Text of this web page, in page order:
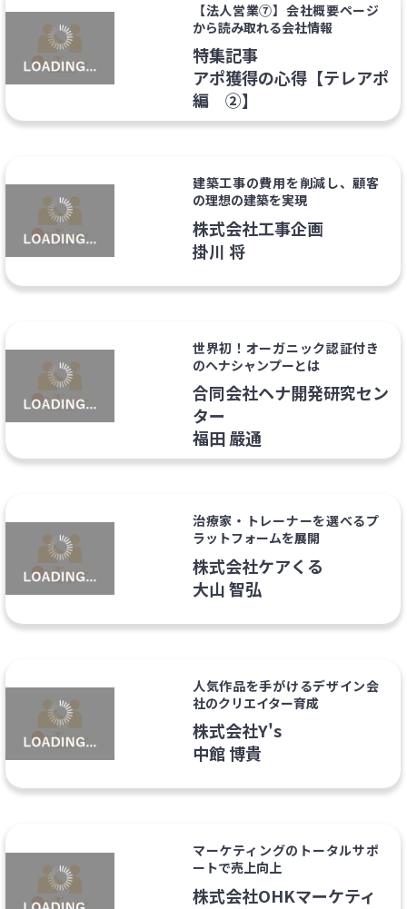
【法人営業⑦】会社概要ページ
から読み取れる会社情報
特集記事
アポ獲得の心得【テレアポ
編 ②】
建築工事の費用を削減し、顧客
の理想の建築を実現
株式会社工事企画
掛川 将
世界初！オーガニック認証付き
のヘナシャンプーとは
合同会社ヘナ開発研究セン
ター
福田 嚴通
治療家・トレーナーを選べるプ
ラットフォームを展開
株式会社ケアくる
大山 智弘
人気作品を手がけるデザイン会
社のクリエイター育成
株式会社Y's
中館 博貴
マーケティングのトータルサポ
ートで売上向上
株式会社OHKマーケティ